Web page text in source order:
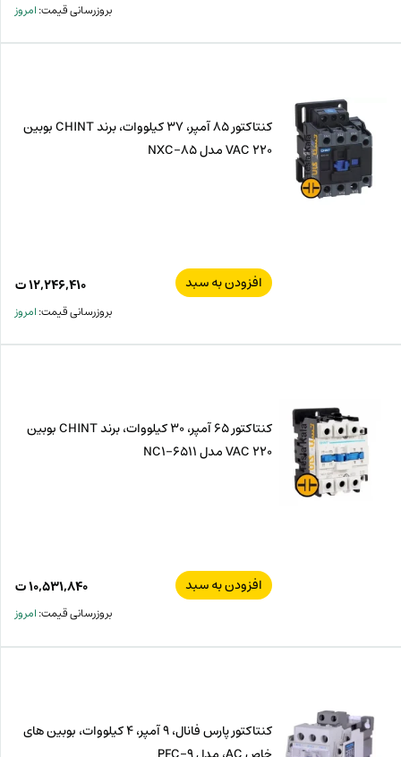
بروزرسانی قیمت:امروز
کنتاکتور 85 آمپر، 37 کیلووات، برند CHINT بوبین
VAC 220 مدل 85-NXC
افزودن به سبد ۱۲,۲۴۶,۴۱۰ت
بروزرسانی قیمت:امروز
کنتاکتور 65 آمپر، 30 کیلووات، برند CHINT بوبین
VAC 220 مدل NC1-6511
افزودن به سبد ۱۰,۵۳۱,۸۴۰ت
بروزرسانی قیمت:امروز
کنتاکتور پارس فانال، 9 آمپر، 4 کیلووات، بوبین های